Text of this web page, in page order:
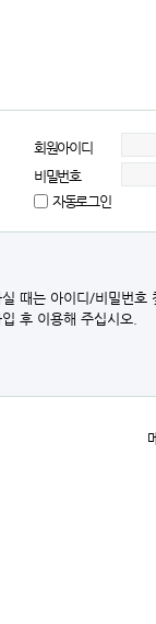
회원아이디
비밀번호
자동로그인
때는 아이디/비밀번호
후 이용해 주십시오.